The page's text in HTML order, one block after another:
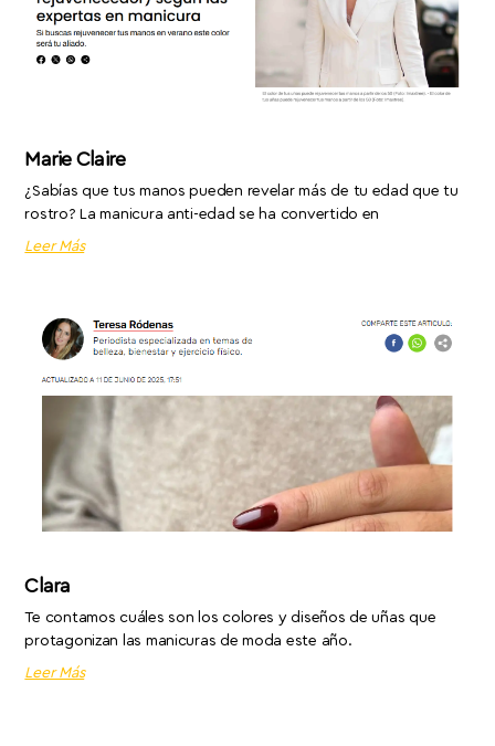
Marie Claire
¿Sabías que tus manos pueden revelar más de tu edad que tu
rostro? La manicura anti-edad se ha convertido en
Leer Más
Clara
Te contamos cuáles son los colores y diseños de uñas que
protagonizan las manicuras de moda este año.
Leer Más